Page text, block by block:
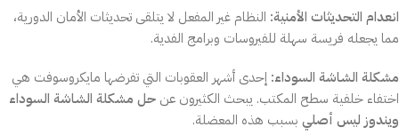
انعدام التحديثات الأمنية: النظام غير المفعل لا يتلقى تحديثات الأمان الدورية،
مما يجعله فريسة سهلة للفيروسات وبرامج الفدية.
مشكلة الشاشة السوداء: إحدى أشهر العقوبات التي تفرضها مايكروسوفت هي
اختفاء خلفية سطح المكتب. يبحث الكثيرون عن حل مشكلة الشاشة السوداء
ويندوز ليس أصلي بسبب هذه المعضلة.